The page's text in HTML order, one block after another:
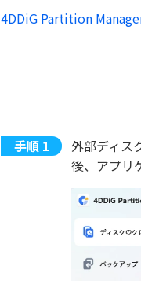
4DDiG Partition
外部ディス
後、アプリ